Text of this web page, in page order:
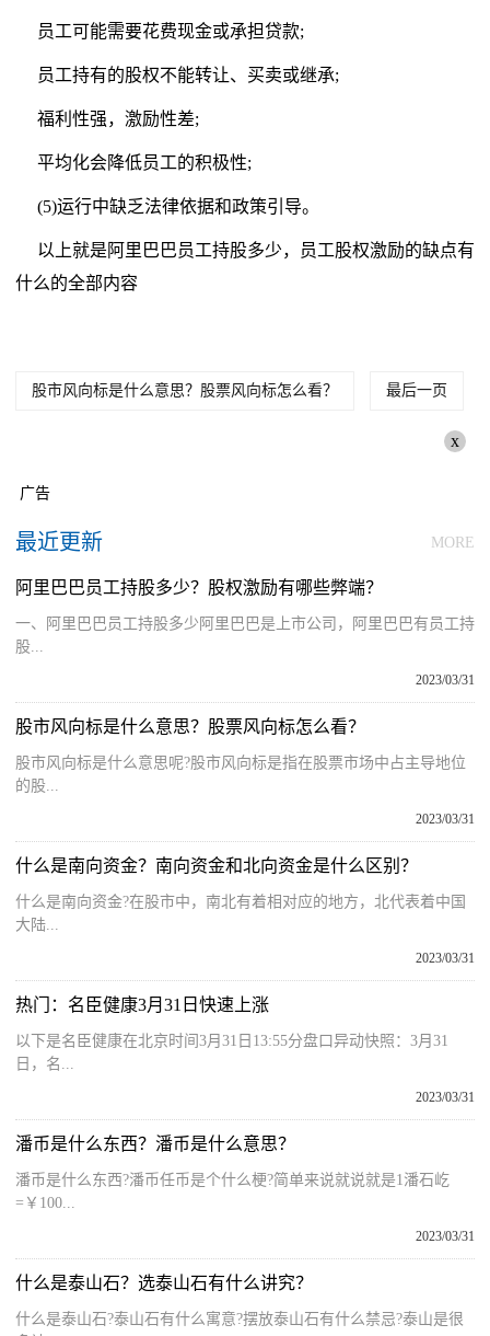
员工可能需要花费现金或承担贷款;
员工持有的股权不能转让、买卖或继承;
福利性强，激励性差;
平均化会降低员工的积极性;
(5)运行中缺乏法律依据和政策引导。
以上就是阿里巴巴员工持股多少，员工股权激励的缺点有
什么的全部内容
股市风向标是什么意思？股票风向标怎么看？ 最后一页
x
广告
最近更新 MORE
阿里巴巴员工持股多少？股权激励有哪些弊端？
一、阿里巴巴员工持股多少阿里巴巴是上市公司，阿里巴巴有员工持
股...
2023/03/31
股市风向标是什么意思？股票风向标怎么看？
股市风向标是什么意思呢?股市风向标是指在股票市场中占主导地位
的股...
2023/03/31
什么是南向资金？南向资金和北向资金是什么区别？
什么是南向资金?在股市中，南北有着相对应的地方，北代表着中国
大陆...
2023/03/31
热门：名臣健康3月31日快速上涨
以下是名臣健康在北京时间3月31日13:55分盘口异动快照：3月31
日，名...
2023/03/31
潘币是什么东西？潘币是什么意思？
潘币是什么东西?潘币任币是个什么梗?简单来说就说就是1潘石屹
=￥100...
2023/03/31
什么是泰山石？选泰山石有什么讲究？
什么是泰山石?泰山石有什么寓意?摆放泰山石有什么禁忌?泰山是很